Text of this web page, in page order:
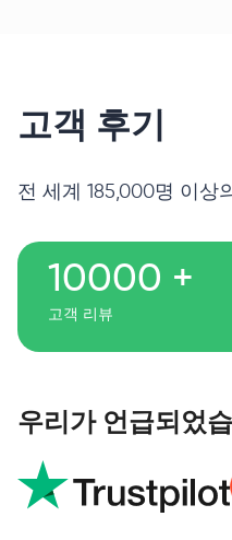
고객 후기
전 세계 185,000명 이상
10000 +
고객 리뷰
우리가 언급되었